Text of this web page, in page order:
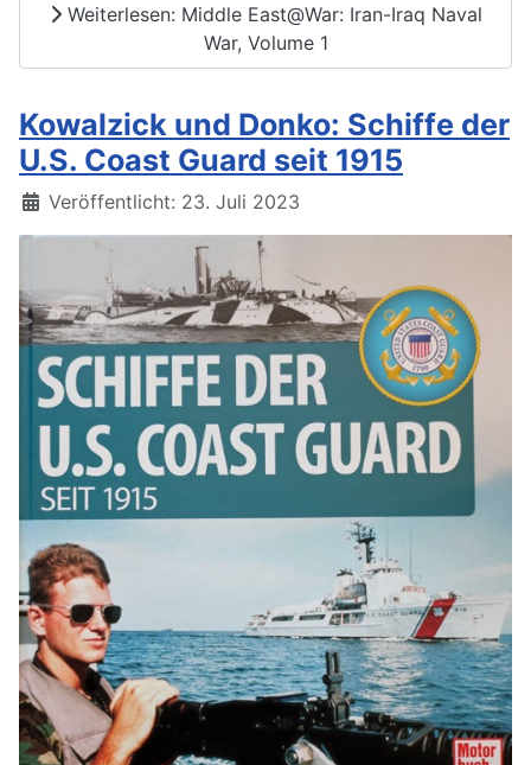
Weiterlesen: Middle East@War: Iran-Iraq Naval
War, Volume 1
Kowalzick und Donko: Schiffe der
U.S. Coast Guard seit 1915
Details
Veröffentlicht: 23. Juli 2023